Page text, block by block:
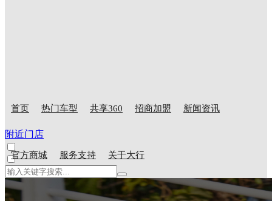
首页 热门车型 共享360 招商加盟 新闻资讯
官方商城 服务支持 关于大行
附近门店